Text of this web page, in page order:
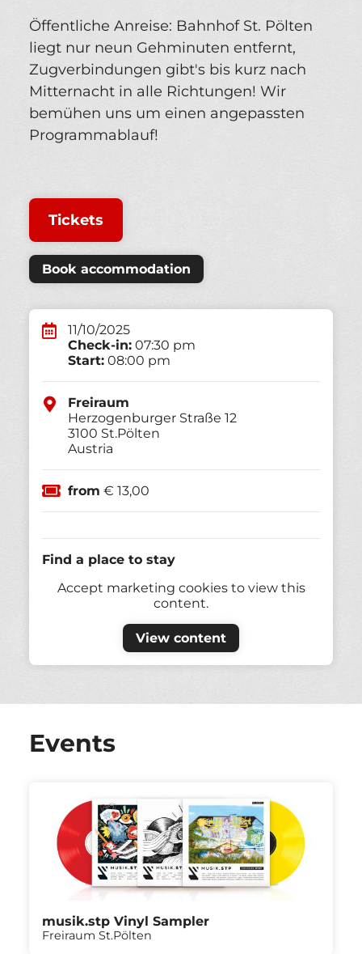
Öffentliche Anreise: Bahnhof St. Pölten
liegt nur neun Gehminuten entfernt,
Zugverbindungen gibt's bis kurz nach
Mitternacht in alle Richtungen! Wir
bemühen uns um einen angepassten
Programmablauf!
Tickets
Book accommodation
11/10/2025
Check-in: 07:30 pm
Start: 08:00 pm
Freiraum
Herzogenburger Straße 12
3100 St.Pölten
Austria
from € 13,00
Find a place to stay
Accept marketing cookies to view this
content.
View content
Events
musik.stp Vinyl Sampler
Freiraum St.Pölten